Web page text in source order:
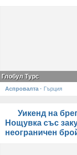
Глобул Турс
Аспровалта · Гърция
Уикенд на
Нощувка със
неограничен